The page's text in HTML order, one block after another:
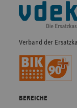
Fußleisten-
Navigation
Verband der
BEREICHE